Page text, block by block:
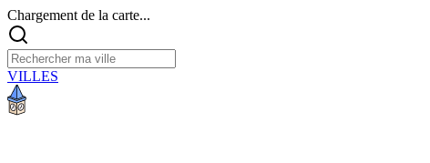
Chargement de la carte...
VILLES